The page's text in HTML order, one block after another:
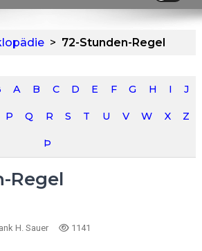
> 72-Stunden-Regel
A B C D E F G H I J
P Q R S T U V W X Z
Þ
Regel
H. Sauer 1141